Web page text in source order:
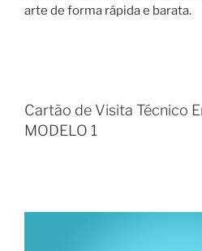
arte de forma rápida e barata.
Cartão de Visita Técnico
MODELO 1